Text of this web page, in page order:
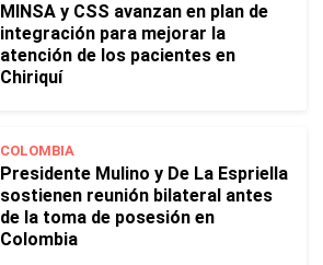
MINSA y CSS avanzan en plan de
integración para mejorar la
atención de los pacientes en
Chiriquí
COLOMBIA
Presidente Mulino y De La Espriella
sostienen reunión bilateral antes
de la toma de posesión en
Colombia